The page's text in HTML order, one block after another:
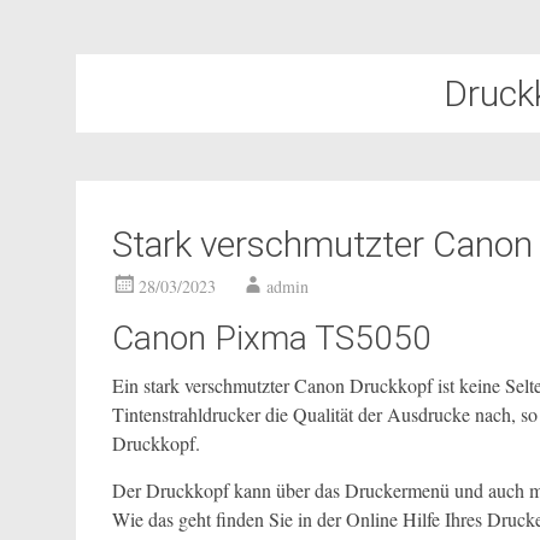
Stark verschmutzter
28/03/2023 admin
Canon Pixma TS5050
Ein stark verschmutzter Canon Druckkopf ist keine
Tintenstrahldrucker die Qualität der Ausdrucke nach,
Druckkopf.
Der Druckkopf kann über das Druckermenü und auch
Wie das geht finden Sie in der Online Hilfe Ihres